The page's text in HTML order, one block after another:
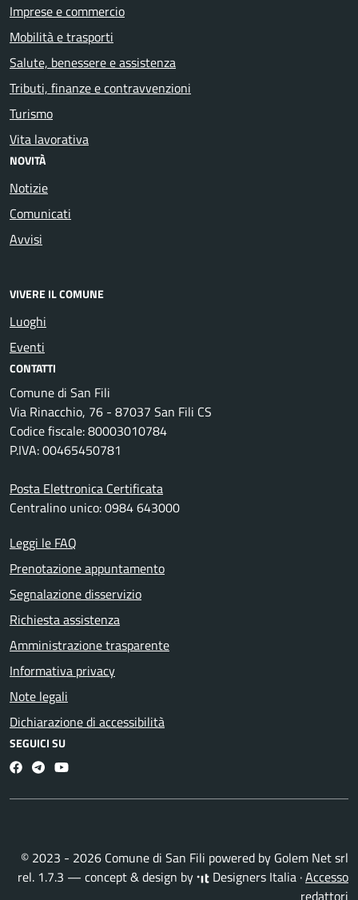
Imprese e commercio
Mobilità e trasporti
Salute, benessere e assistenza
Tributi, finanze e contravvenzioni
Turismo
Vita lavorativa
NOVITÀ
Notizie
Comunicati
Avvisi
VIVERE IL COMUNE
Luoghi
Eventi
CONTATTI
Comune di San Fili
Via Rinacchio, 76 - 87037 San Fili CS
Codice fiscale: 80003010784
P.IVA: 00465450781
Posta Elettronica Certificata
Centralino unico: 0984 643000
Leggi le FAQ
Prenotazione appuntamento
Segnalazione disservizio
Richiesta assistenza
Amministrazione trasparente
Informativa privacy
Note legali
Dichiarazione di accessibilità
SEGUICI SU
Facebook
TelegramYoutube
© 2023 - 2026 Comune di San Fili powered by Golem Net srl
rel. 1.7.3 — concept & design by
Designers Italia ·Accesso
redattori